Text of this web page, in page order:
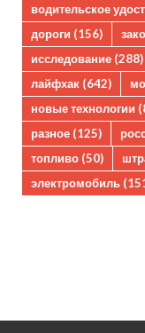
водительское
дороги (156)
исследование (288)
лайфхак (642)
новые технологии
разное (125)
топливо (50)
электромобиль